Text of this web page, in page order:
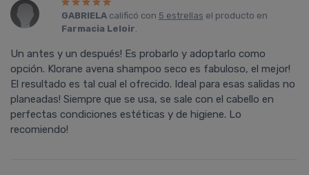
GABRIELAcalificó con 5 estrellas el producto en
Farmacia Leloir.
Un antes y un después! Es probarlo y adoptarlo como
opción. Klorane avena shampoo seco es fabuloso, el mejor!
El resultado es tal cual el ofrecido. Ideal para esas salidas no
planeadas! Siempre que se usa, se sale con el cabello en
perfectas condiciones estéticas y de higiene. Lo
recomiendo!